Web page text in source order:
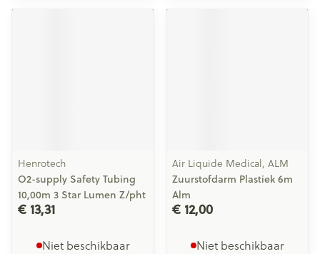
Henrotech
O2-supply Safety Tubing
10,00m 3 Star Lumen Z/pht
€ 13,31
Niet beschikbaar
Air Liquide Medical, ALM
Zuurstofdarm Plastiek 6m
Alm
€ 12,00
Niet beschikbaar